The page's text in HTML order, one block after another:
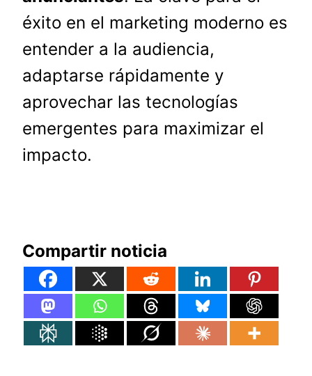
éxito en el marketing moderno es
entender a la audiencia,
adaptarse rápidamente y
aprovechar las tecnologías
emergentes para maximizar el
impacto.
Compartir noticia